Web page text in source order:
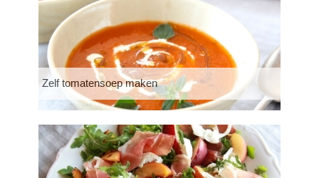
Zelf tomatensoep maken